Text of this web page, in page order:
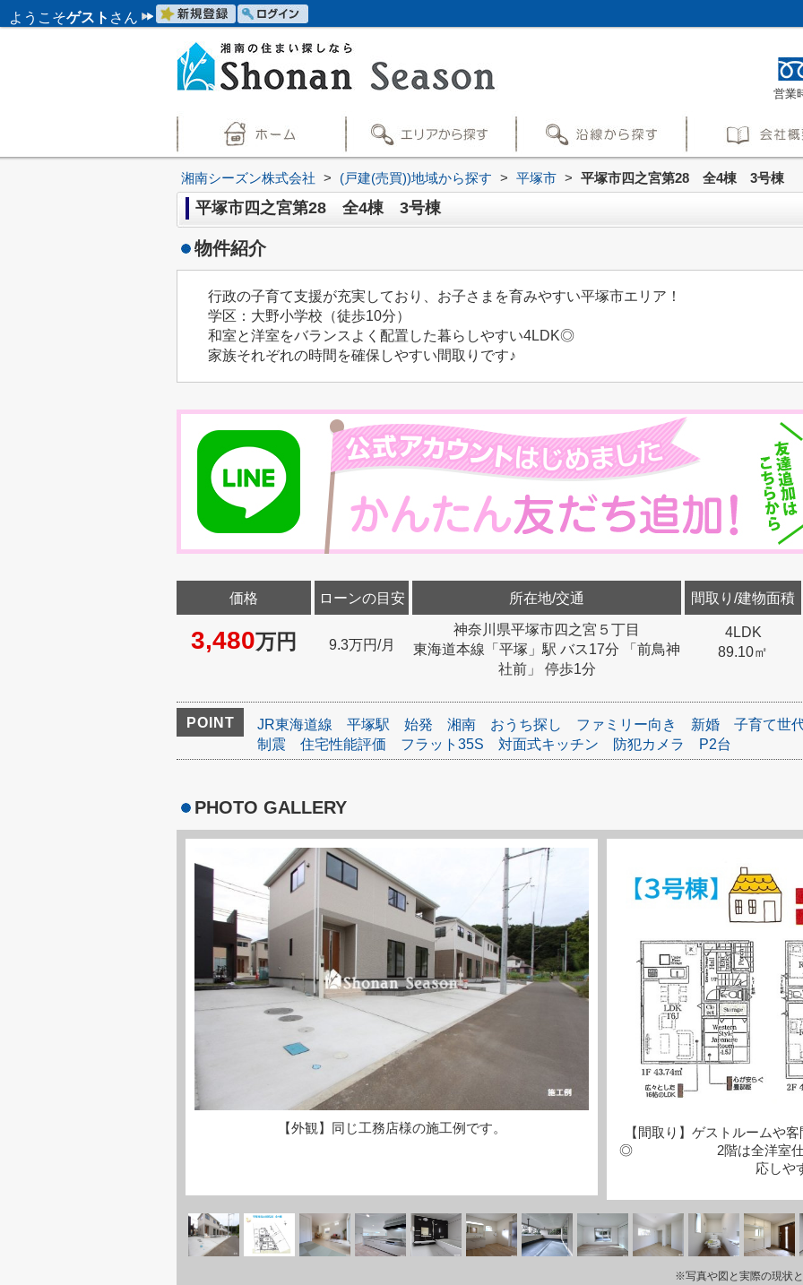
ようこそゲスト さん
営業
湘南シーズン株式会社 > (戸建(売買))地域から探す > 平塚市 > 平塚市四之宮第28 全4棟 3号棟
平塚市四之宮第28 全4棟 3号棟
物件紹介
行政の子育て支援が充実しており、お子さまを育みやすい平塚市エリア！
学区：大野小学校（徒歩10分）
和室と洋室をバランスよく配置した暮らしやすい4LDK◎
家族それぞれの時間を確保しやすい間取りです♪
価格
3,480万円
ローンの目安
9.3万円/月
所在地/交通
神奈川県平塚市四之宮５丁目
東海道本線「平塚」駅 バス17分 「前鳥神
社前」 停歩1分
間取り/建物面積
4LDK
89.10㎡
POINT JR東海道線 平塚駅 始発 湘南 おうち探し ファミリー向き 新婚
子育て世
制震
住宅性能評価 フラット35S 対面式キッチン 防犯カメラ P2台
PHOTO GALLERY
【外観】同じ工務店様の施工例です。
【間取り】ゲストルームや
◎ 2階は全洋室仕様！
応しや
※写真や図と実際の現状